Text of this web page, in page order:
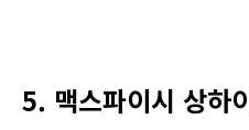
5. 맥스파이시 상하